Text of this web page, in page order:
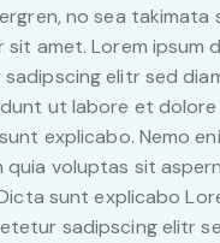
no sea takimata
sit amet. Lorem ipsum
elitr sed
ut labore et dolore
explicabo. Nemo
quia voluptas sit
sunt explicabo
sadipscing elitr